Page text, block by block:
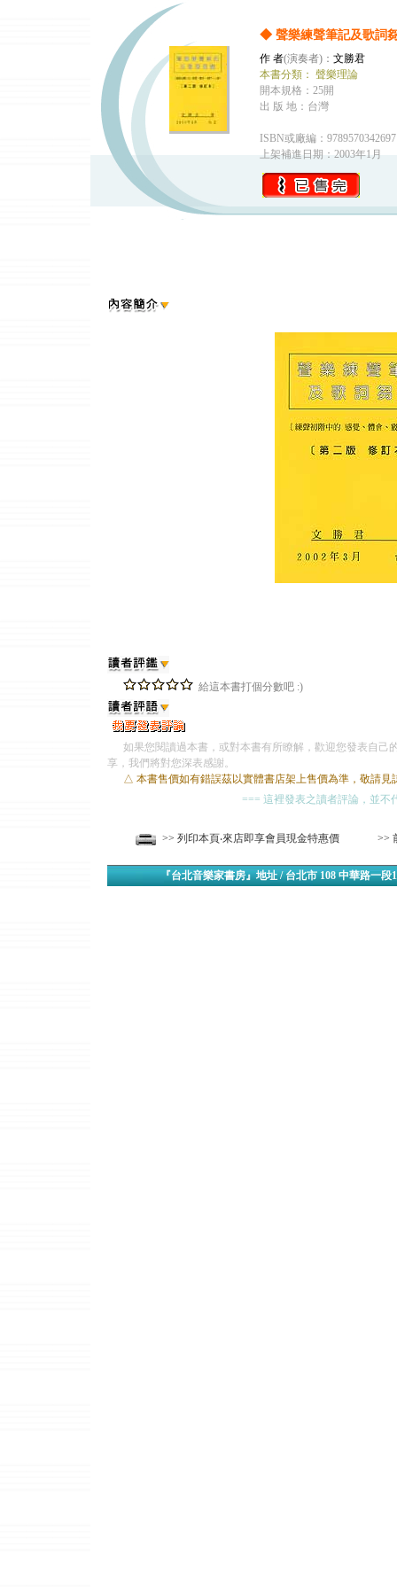
◆ 聲樂練聲筆記及歌詞
作 者(演奏者)： 文勝君
本書分類： 聲樂理論
開本規格：25開
出 版 地：台灣
ISBN或廠編：9789570342697
上架補進日期：2003年1月
給這本書打個分數吧 :)
如果您閱讀過本書，或對本書有所瞭解，歡迎您發表自己
享，我們將對您深表感謝。
△ 本書售價如有錯誤茲以實體書店架上售價為準，敬請見
=== 這裡發表之讀者評論，並不
>> 列印本頁‧來店即享會員現金特惠價 >>
『台北音樂家書房』地址 / 台北市 108 中華路一段